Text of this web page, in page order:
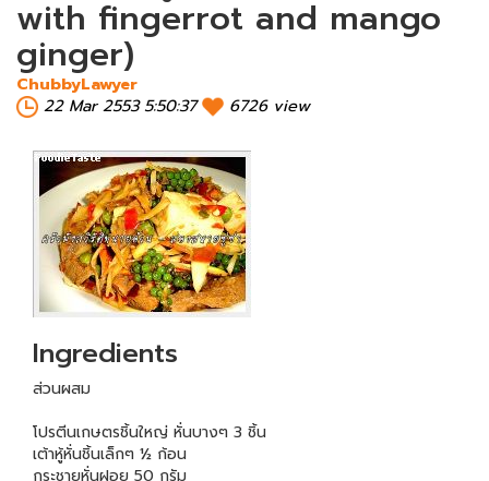
with fingerrot and mango
ginger)
ChubbyLawyer
22 Mar 2553 5:50:37
6726 view
Ingredients
ส่วนผสม
โปรตีนเกษตรชิ้นใหญ่ หั่นบางๆ 3 ชิ้น
เต้าหู้หั่นชิ้นเล็กๆ ½ ก้อน
กระชายหั่นฝอย 50 กรัม